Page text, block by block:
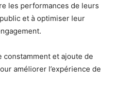
les performances de leurs
et à optimiser leur
constamment et ajoute de
améliorer l’expérience de